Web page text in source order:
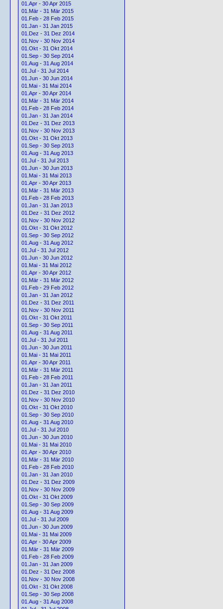
01.Apr - 30 Apr 2015
01.Mär - 31 Mär 2015
01.Feb - 28 Feb 2015
01.Jan - 31 Jan 2015
01.Dez - 31 Dez 2014
01.Nov - 30 Nov 2014
01.Okt - 31 Okt 2014
01.Sep - 30 Sep 2014
01.Aug - 31 Aug 2014
01.Jul - 31 Jul 2014
01.Jun - 30 Jun 2014
01.Mai - 31 Mai 2014
01.Apr - 30 Apr 2014
01.Mär - 31 Mär 2014
01.Feb - 28 Feb 2014
01.Jan - 31 Jan 2014
01.Dez - 31 Dez 2013
01.Nov - 30 Nov 2013
01.Okt - 31 Okt 2013
01.Sep - 30 Sep 2013
01.Aug - 31 Aug 2013
01.Jul - 31 Jul 2013
01.Jun - 30 Jun 2013
01.Mai - 31 Mai 2013
01.Apr - 30 Apr 2013
01.Mär - 31 Mär 2013
01.Feb - 28 Feb 2013
01.Jan - 31 Jan 2013
01.Dez - 31 Dez 2012
01.Nov - 30 Nov 2012
01.Okt - 31 Okt 2012
01.Sep - 30 Sep 2012
01.Aug - 31 Aug 2012
01.Jul - 31 Jul 2012
01.Jun - 30 Jun 2012
01.Mai - 31 Mai 2012
01.Apr - 30 Apr 2012
01.Mär - 31 Mär 2012
01.Feb - 29 Feb 2012
01.Jan - 31 Jan 2012
01.Dez - 31 Dez 2011
01.Nov - 30 Nov 2011
01.Okt - 31 Okt 2011
01.Sep - 30 Sep 2011
01.Aug - 31 Aug 2011
01.Jul - 31 Jul 2011
01.Jun - 30 Jun 2011
01.Mai - 31 Mai 2011
01.Apr - 30 Apr 2011
01.Mär - 31 Mär 2011
01.Feb - 28 Feb 2011
01.Jan - 31 Jan 2011
01.Dez - 31 Dez 2010
01.Nov - 30 Nov 2010
01.Okt - 31 Okt 2010
01.Sep - 30 Sep 2010
01.Aug - 31 Aug 2010
01.Jul - 31 Jul 2010
01.Jun - 30 Jun 2010
01.Mai - 31 Mai 2010
01.Apr - 30 Apr 2010
01.Mär - 31 Mär 2010
01.Feb - 28 Feb 2010
01.Jan - 31 Jan 2010
01.Dez - 31 Dez 2009
01.Nov - 30 Nov 2009
01.Okt - 31 Okt 2009
01.Sep - 30 Sep 2009
01.Aug - 31 Aug 2009
01.Jul - 31 Jul 2009
01.Jun - 30 Jun 2009
01.Mai - 31 Mai 2009
01.Apr - 30 Apr 2009
01.Mär - 31 Mär 2009
01.Feb - 28 Feb 2009
01.Jan - 31 Jan 2009
01.Dez - 31 Dez 2008
01.Nov - 30 Nov 2008
01.Okt - 31 Okt 2008
01.Sep - 30 Sep 2008
01.Aug - 31 Aug 2008